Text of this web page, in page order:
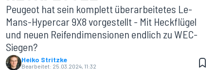
Peugeot hat sein komplett überarbeitetes Le-
Mans-Hypercar 9X8 vorgestellt - Mit Heckflügel
und neuen Reifendimensionen endlich zu WEC-
Siegen?
Heiko Stritzke
Bearbeitet: 25.03.2024, 11:32